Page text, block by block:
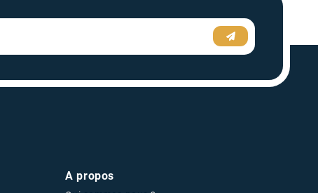
A propos